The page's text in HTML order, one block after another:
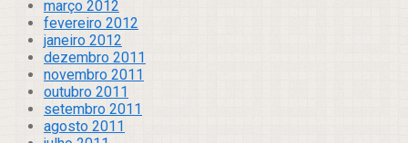
março 2012
fevereiro 2012
janeiro 2012
dezembro 2011
novembro 2011
outubro 2011
setembro 2011
agosto 2011